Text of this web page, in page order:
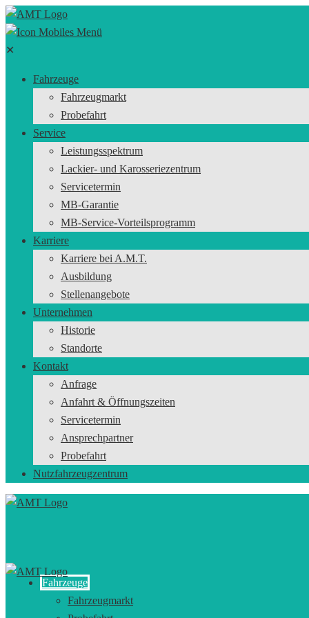
✕
Fahrzeuge
Fahrzeugmarkt
Probefahrt
Service
Leistungsspektrum
Lackier- und Karosseriezentrum
Servicetermin
MB-Garantie
MB-Service-Vorteilsprogramm
Karriere
Karriere bei A.M.T.
Ausbildung
Stellenangebote
Unternehmen
Historie
Standorte
Kontakt
Anfrage
Anfahrt & Öffnungszeiten
Servicetermin
Ansprechpartner
Probefahrt
Nutzfahrzeugzentrum
Fahrzeuge
Fahrzeugmarkt